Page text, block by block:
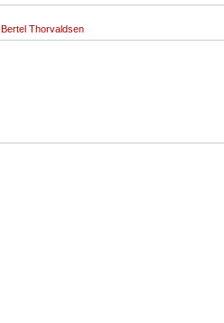
Bertel Thorvaldsen